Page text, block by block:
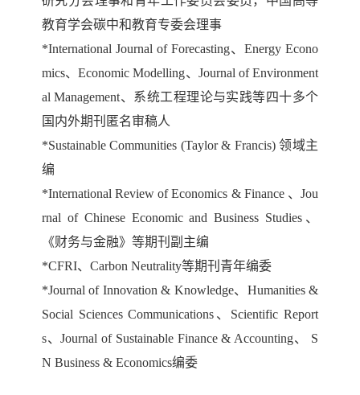
教育学会碳中和教育专委会理事
*International Journal of Forecasting、Energy Econo
mics、Economic Modelling、Journal of Environment
al Management、系统工程理论与实践等四十多个
国内外期刊匿名审稿人
*Sustainable Communities (Taylor & Francis)领域主
编
*International Review of Economics & Finance 、Jou
rnal of Chinese Economic and Business Studies 、
《财务与金融》等期刊 副主编
*CFRI、Carbon Neutrality等期刊青年编委
*Journal of Innovation & Knowledge、 Humanities &
Social Sciences Communications 、Scientific Report
s、Journal of Sustainable Finance & Accounting、 S
N Business & Economics编委